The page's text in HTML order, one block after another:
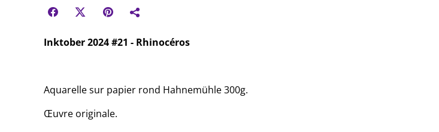
Inktober 2024 #21 - Rhinocéros
Aquarelle sur papier rond Hahnemühle 300g.
Œuvre originale.